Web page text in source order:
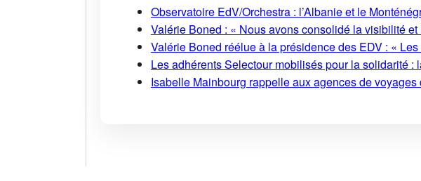
Observatoire EdV/Orchestra : l’Albanie et le
Valérie Boned : « Nous avons consolidé la visibilité
Valérie Boned réélue à la présidence des EDV : «
Les adhérents Selectour mobilisés pour la solidarité
Isabelle Mainbourg rappelle aux agences de